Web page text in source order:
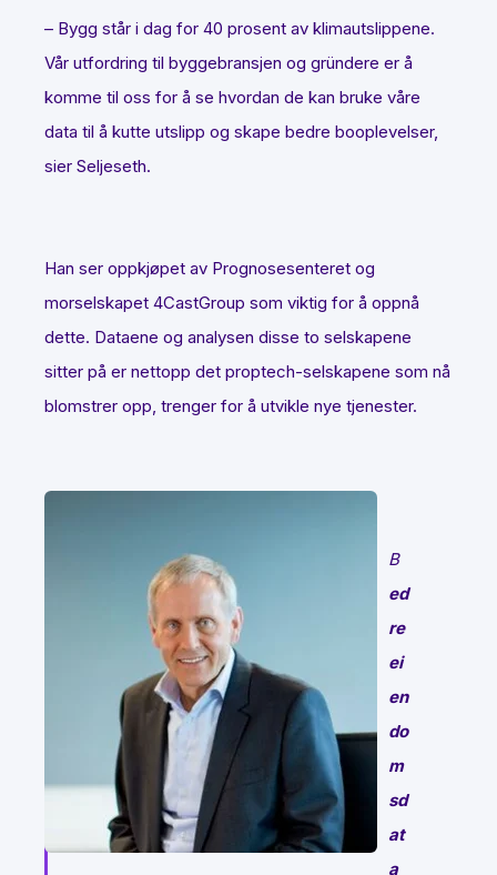
– Bygg står i dag for 40 prosent av klimautslippene.
Vår utfordring til byggebransjen og gründere er å
komme til oss for å se hvordan de kan bruke våre
data til å kutte utslipp og skape bedre booplevelser,
sier Seljeseth.
Han ser oppkjøpet av Prognosesenteret og
morselskapet 4CastGroup som viktig for å oppnå
dette. Dataene og analysen disse to selskapene
sitter på er nettopp det proptech-selskapene som nå
blomstrer opp, trenger for å utvikle nye tjenester.
B
ed
re
ei
en
do
m
sd
at
a